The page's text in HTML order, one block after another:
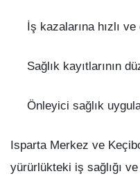
İş kazalarına hızlı
Sağlık kayıtlarının
Önleyici sağlık
Isparta Merkez ve
yürürlükteki iş sağlığı